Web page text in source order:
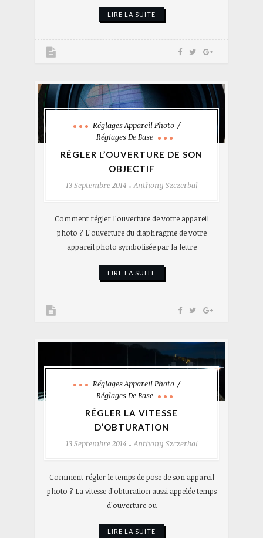
LIRE LA SUITE
Réglages Appareil Photo
Réglages De Base
RÉGLER L’OUVERTURE DE SON
OBJECTIF
13 Septembre 2014
Anthony Szczerbal
Comment régler l'ouverture de votre appareil
photo ? L'ouverture du diaphragme de votre
appareil photo symbolisée par la lettre
LIRE LA SUITE
Réglages Appareil Photo
Réglages De Base
RÉGLER LA VITESSE
D’OBTURATION
13 Septembre 2014
Anthony Szczerbal
Comment régler le temps de pose de son appareil
photo ? La vitesse d'obturation aussi appelée temps
d'ouverture ou
LIRE LA SUITE